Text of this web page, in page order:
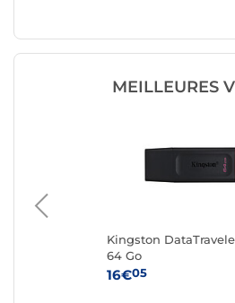
MEILLEURES
Kingston
64 Go
16€05